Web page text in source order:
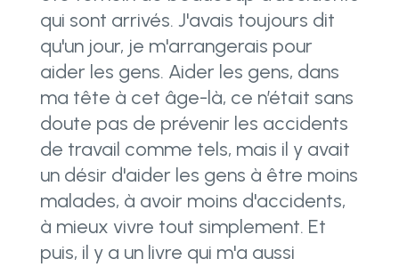
qui sont arrivés. J'avais toujours dit
qu'un jour, je m'arrangerais pour
aider les gens. Aider les gens, dans
ma tête à cet âge-là, ce n’était sans
doute pas de prévenir les accidents
de travail comme tels, mais il y avait
un désir d'aider les gens à être moins
malades, à avoir moins d'accidents,
à mieux vivre tout simplement. Et
puis, il y a un livre qui m'a aussi